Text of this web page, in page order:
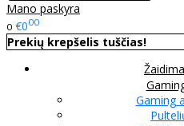
Mano paskyra
0 €000
Prekių krepšelis tuščias!
Gaming